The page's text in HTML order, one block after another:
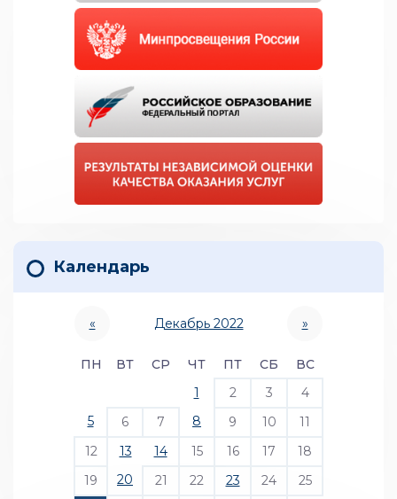
Календарь
« Декабрь 2022 »
ПН ВТ СР ЧТ ПТ СБ
ВС
1
2 3
4
5
6 7 8 9 10
11
12
13 14 15 16 17
18
19
20 21 22 23 24
25